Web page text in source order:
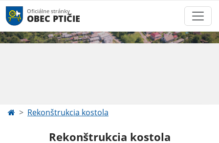
Oficiálne stránky
OBEC PTIČIE
Rekonštrukcia kostola
Rekonštrukcia kostola